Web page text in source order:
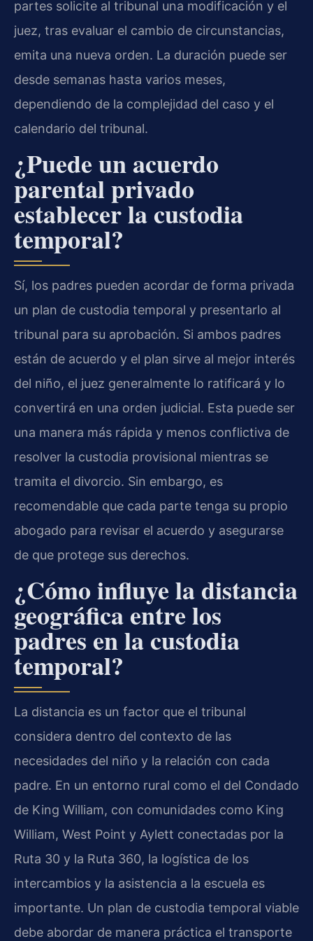
partes solicite al tribunal una modificación y el
juez, tras evaluar el cambio de circunstancias,
emita una nueva orden. La duración puede ser
desde semanas hasta varios meses,
dependiendo de la complejidad del caso y el
calendario del tribunal.
¿Puede un acuerdo
parental privado
establecer la custodia
temporal?
Sí, los padres pueden acordar de forma privada
un plan de custodia temporal y presentarlo al
tribunal para su aprobación. Si ambos padres
están de acuerdo y el plan sirve al mejor interés
del niño, el juez generalmente lo ratificará y lo
convertirá en una orden judicial. Esta puede ser
una manera más rápida y menos conflictiva de
resolver la custodia provisional mientras se
tramita el divorcio. Sin embargo, es
recomendable que cada parte tenga su propio
abogado para revisar el acuerdo y asegurarse
de que protege sus derechos.
¿Cómo influye la distancia
geográfica entre los
padres en la custodia
temporal?
La distancia es un factor que el tribunal
considera dentro del contexto de las
necesidades del niño y la relación con cada
padre. En un entorno rural como el del Condado
de King William, con comunidades como King
William, West Point y Aylett conectadas por la
Ruta 30 y la Ruta 360, la logística de los
intercambios y la asistencia a la escuela es
importante. Un plan de custodia temporal viable
debe abordar de manera práctica el transporte